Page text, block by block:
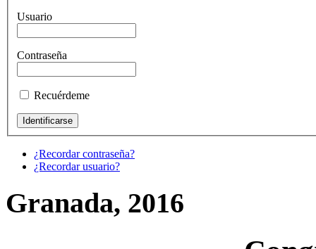
Usuario
Contraseña
Recuérdeme
¿Recordar contraseña?
¿Recordar usuario?
Granada, 2016